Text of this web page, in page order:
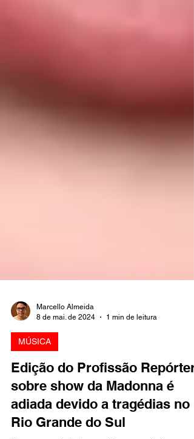
Marcello Almeida
8 de mai. de 2024
MÚSICA
Edição do Profissão Repórter
sobre show da Madonna é
adiada devido a tragédias no